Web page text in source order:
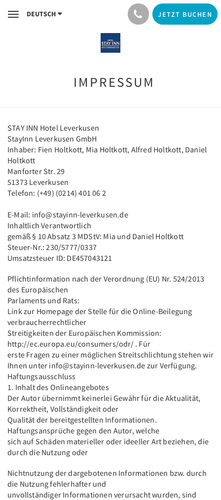
ToggleDEUTSCH JETZT BUCHEN
IMPRESSUM
STAY INN Hotel Leverkusen
StayInn Leverkusen GmbH
Inhaber: Fien Holtkott, Mia Holtkott, Alfred Holtkott, Daniel
Holtkott
Manforter Str. 29
51373 Leverkusen
Telefon: (+49) (0214) 401 06 2
E-Mail: info@stayinn-leverkusen.de
Inhaltlich Verantwortlich
gemäß § 10 Absatz 3 MDStV: Mia und Daniel Holtkott
Steuer-Nr.: 230/5777/0337
Umsatzsteuer ID: DE457043121
Pflichtinformation nach der Verordnung (EU) Nr. 524/2013
des Europäischen
Parlaments und Rats:
Link zur Homepage der Stelle für die Online-Beilegung
verbraucherrechtlicher
Streitigkeiten der Europäischen Kommission:
http://ec.europa.eu/consumers/odr/ . Für
erste Fragen zu einer möglichen Streitschlichtung stehen wir
Ihnen unter info@stayinn-leverkusen.de zur Verfügung.
Haftungsausschluss
1. Inhalt des Onlineangebotes
Der Autor übernimmt keinerlei Gewähr für die Aktualität,
Korrektheit, Vollständigkeit oder
Qualität der bereitgestellten Informationen.
Haftungsansprüche gegen den Autor, welche
sich auf Schäden materieller oder ideeller Art beziehen, die
durch die Nutzung oder
Nichtnutzung der dargebotenen Informationen bzw. durch
die Nutzung fehlerhafter und
unvollständiger Informationen verursacht wurden, sind